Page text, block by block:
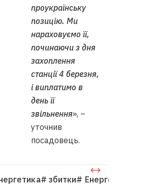
проукраїнську
позицію. Ми
нараховуємо її,
починаючи з дня
захоплення
станції 4 березня,
і виплатимо в
день її
звільнення», –
уточнив
посадовець.
# збитки# Енергоатом